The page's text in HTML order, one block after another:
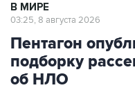
В МИРЕ
03:25, 8 августа 2026
Пентагон
подборку
об НЛО